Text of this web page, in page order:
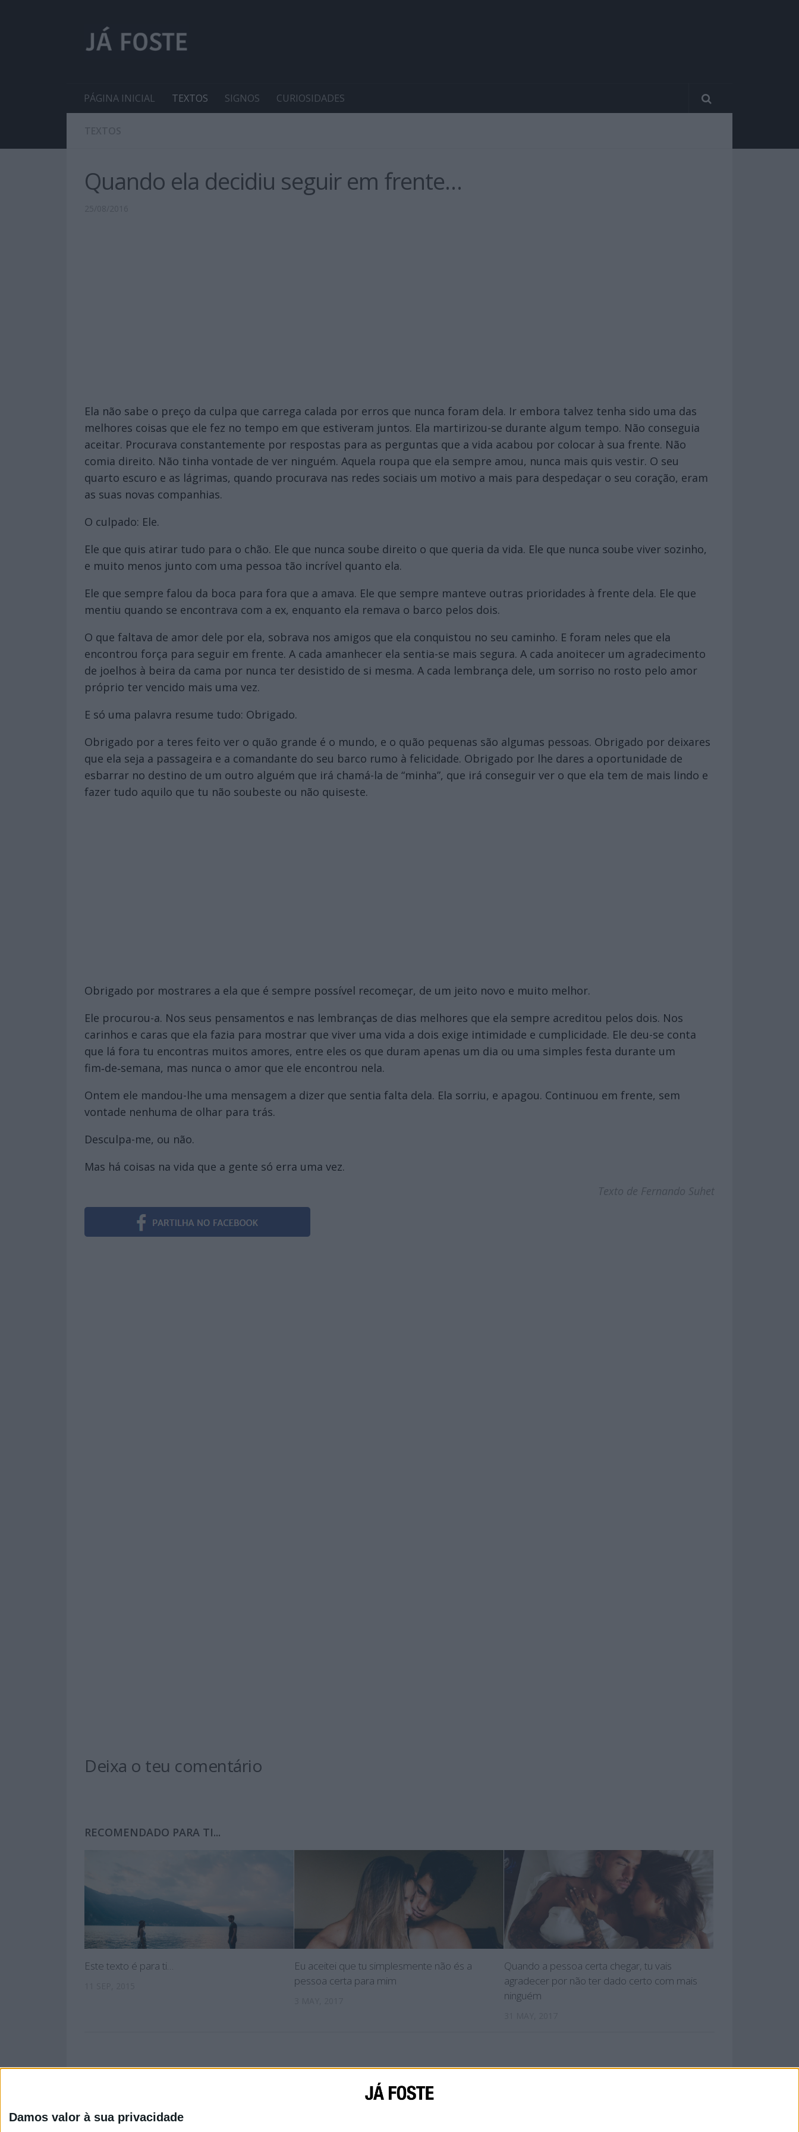
Damos valor à sua privacidade
PÁGINA INICIAL TEXTOS SIGNOS CURIOSIDADES
Quando ela decidiu seguir em frente…
Ela não sabe o preço da culpa que carrega calada por erros que nunca foram dela. Ir embora talvez tenha sido uma das
melhores coisas que ele fez no tempo em que estiveram juntos. Ela martirizou-se durante algum tempo. Não conseguia
aceitar. Procurava constantemente por respostas para as perguntas que a vida acabou por colocar à sua frente. Não
comia direito. Não tinha vontade de ver ninguém. Aquela roupa que ela sempre amou, nunca mais quis vestir. O seu
quarto escuro e as lágrimas, quando procurava nas redes sociais um motivo a mais para despedaçar o seu coração, eram
as suas novas companhias.
O culpado: Ele.
Ele que quis atirar tudo para o chão. Ele que nunca soube direito o que queria da vida. Ele que nunca soube viver sozinho,
e muito menos junto com uma pessoa tão incrível quanto ela.
Ele que sempre falou da boca para fora que a amava. Ele que sempre manteve outras prioridades à frente dela. Ele que
mentiu quando se encontrava com a ex, enquanto ela remava o barco pelos dois.
O que faltava de amor dele por ela, sobrava nos amigos que ela conquistou no seu caminho. E foram neles que ela
encontrou força para seguir em frente. A cada amanhecer ela sentia-se mais segura. A cada anoitecer um agradecimento
de joelhos à beira da cama por nunca ter desistido de si mesma. A cada lembrança dele, um sorriso no rosto pelo amor
próprio ter vencido mais uma vez.
E só uma palavra resume tudo: Obrigado.
Obrigado por a teres feito ver o quão grande é o mundo, e o quão pequenas são algumas pessoas. Obrigado por deixares
que ela seja a passageira e a comandante do seu barco rumo à felicidade. Obrigado por lhe dares a oportunidade de
esbarrar no destino de um outro alguém que irá chamá-la de “minha”, que irá conseguir ver o que ela tem de mais lindo e
fazer tudo aquilo que tu não soubeste ou não quiseste.
Obrigado por mostrares a ela que é sempre possível recomeçar, de um jeito novo e muito melhor.
Ele procurou-a. Nos seus pensamentos e nas lembranças de dias melhores que ela sempre acreditou pelos dois. Nos
carinhos e caras que ela fazia para mostrar que viver uma vida a dois exige intimidade e cumplicidade. Ele deu-se conta
que lá fora tu encontras muitos amores, entre eles os que duram apenas um dia ou uma simples festa durante um
fim‑de‑semana, mas nunca o amor que ele encontrou nela.
Ontem ele mandou-lhe uma mensagem a dizer que sentia falta dela. Ela sorriu, e apagou. Continuou em frente, sem
vontade nenhuma de olhar para trás.
Desculpa-me, ou não.
Mas há coisas na vida que a gente só erra uma vez.
Texto de Fernando Suhet
Deixa o teu comentário
RECOMENDADO PARA TI...
Este texto é para ti…
Eu aceitei que tu simplesmente não és a
pessoa certa para mim
Quando a pessoa certa chegar, tu vais
agradecer por não ter dado certo com mais
ninguém